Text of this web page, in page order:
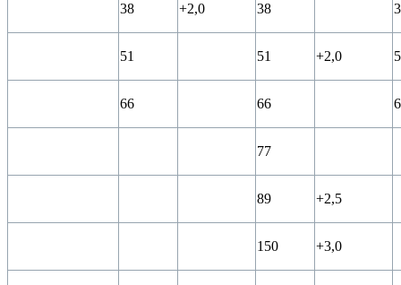
38 +2,0 38
51 51 +2,0
66 66
77
89 +2,5
150 +3,0